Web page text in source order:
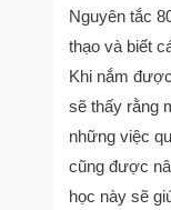
Nguyên tắc
thạo và biết
Khi nắm
sẽ thấy rằng
những việc
cũng được
học này sẽ